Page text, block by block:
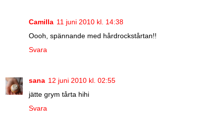
Camilla 11 juni 2010 kl. 14:38
Oooh, spännande med hårdrockstårtan!!
Svara
sana 12 juni 2010 kl. 02:55
jätte grym tårta hihi
Svara